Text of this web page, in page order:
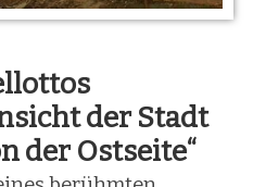
der Stadt
der Ostseite“